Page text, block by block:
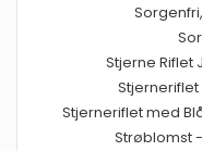
Stjerne Riflet
Stjerneriflet med
Strøblomst